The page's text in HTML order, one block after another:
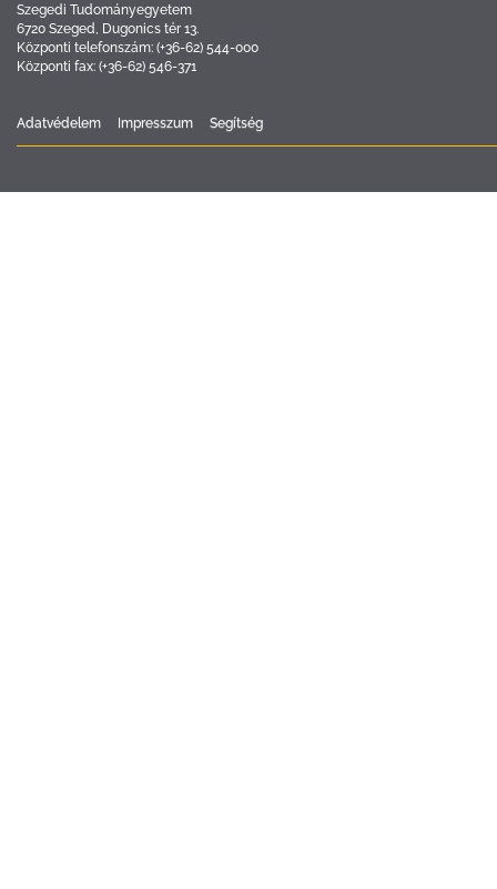
Szegedi Tudományegyetem
6720 Szeged, Dugonics tér 13.
Központi telefonszám: (+36-62) 544-000
Központi fax: (+36-62) 546-371
Adatvédelem Impresszum Segítség